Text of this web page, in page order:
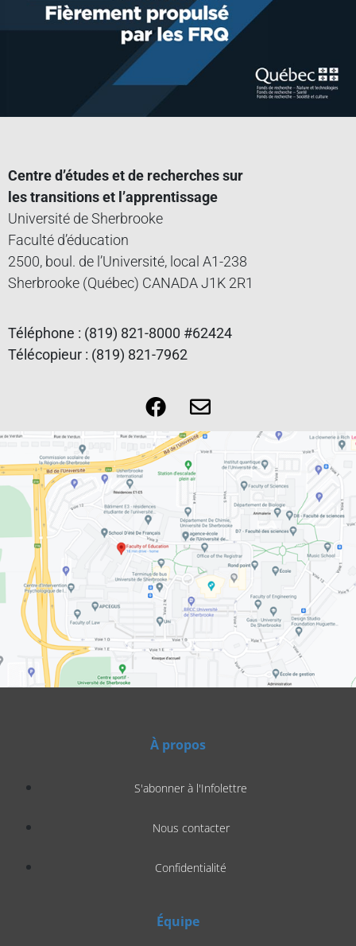
Centre d’études et de recherches sur
les transitions et l’apprentissage
Université de Sherbrooke
Faculté d’éducation
2500, boul. de l’Université, local A1-238
Sherbrooke (Québec) CANADA J1K 2R1
Téléphone : (819) 821-8000 #62424
Télécopieur : (819) 821-7962
À propos
S'abonner à l'Infolettre
Nous contacter
Confidentialité
Équipe